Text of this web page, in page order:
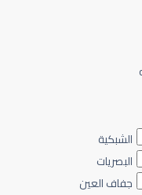
الشبكية
البصريات
جفاف العين